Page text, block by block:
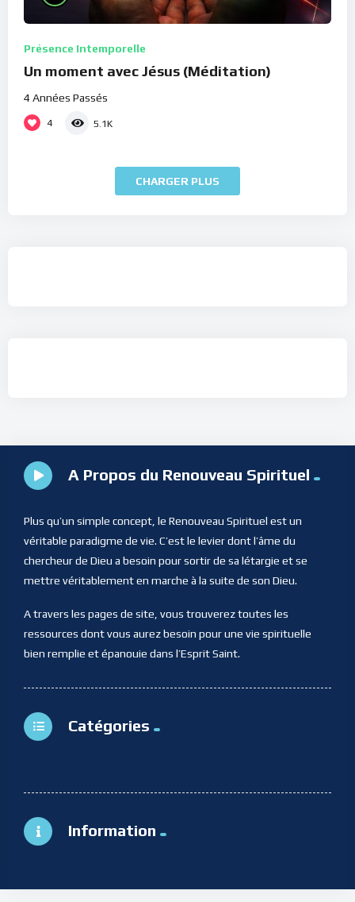
Présence Intemporelle
Un moment avec Jésus (Méditation)
4 Années Passés
4 5.1K
CHARGER PLUS
A Propos du Renouveau Spirituel
Plus qu’un simple concept, le Renouveau Spirituel est un
véritable paradigme de vie. C’est le levier dont l’âme du
chercheur de Dieu a besoin pour sortir de sa létargie et se
mettre véritablement en marche à la suite de son Dieu.
A travers les pages de site, vous trouverez toutes les
ressources dont vous aurez besoin pour une vie spirituelle
bien remplie et épanouie dans l’Esprit Saint.
Catégories
Information